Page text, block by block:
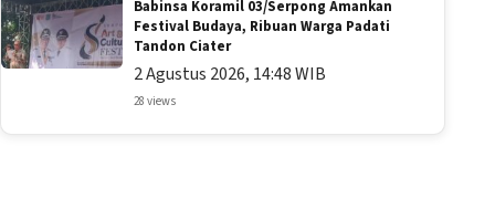
Babinsa Koramil 03/Serpong Amankan
Festival Budaya, Ribuan Warga Padati
Tandon Ciater
2 Agustus 2026, 14:48 WIB
28 views